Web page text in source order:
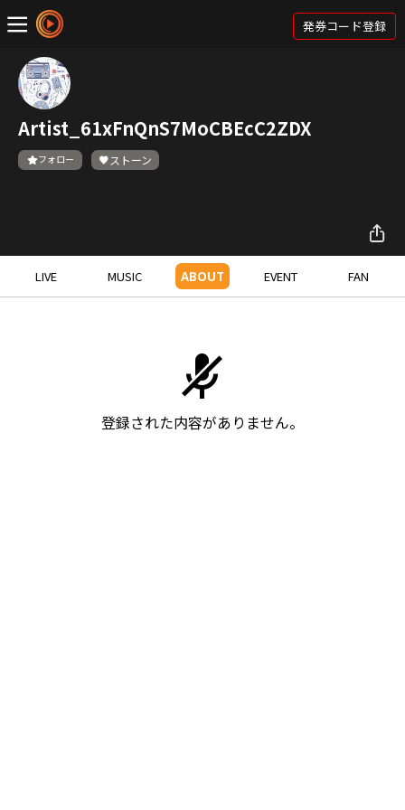
発券コード登録
Artist_61xFnQnS7MoCBEcC2ZDX
フォロー ストーン
LIVE MUSIC ABOUT EVENT FAN
登録された内容がありません。